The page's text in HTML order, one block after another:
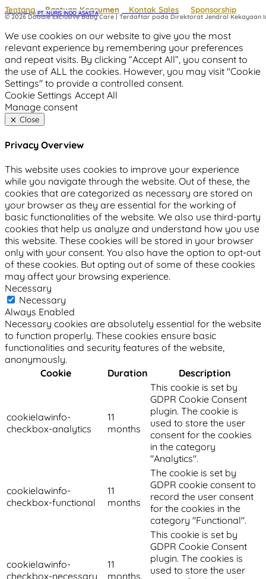
Tentang Bantuan Konsumen Kontak Sales Sponsorship
© 2026 Doodle Exclusive Baby Care | Terdaftar pada Direktorat Jendral Kekayaan
Powered by PT. NURIS INDO ASASTA
We use cookies on our website to give you the most
relevant experience by remembering your preferences
and repeat visits. By clicking “Accept All”, you consent to
the use of ALL the cookies. However, you may visit "Cookie
Settings" to provide a controlled consent.
Cookie Settings Accept All
Manage consent
Close
Privacy Overview
This website uses cookies to improve your experience
while you navigate through the website. Out of these, the
cookies that are categorized as necessary are stored on
your browser as they are essential for the working of
basic functionalities of the website. We also use third-party
cookies that help us analyze and understand how you use
this website. These cookies will be stored in your browser
only with your consent. You also have the option to opt-out
of these cookies. But opting out of some of these cookies
may affect your browsing experience.
Necessary
Necessary
Always Enabled
Necessary cookies are absolutely essential for the website
to function properly. These cookies ensure basic
functionalities and security features of the website,
anonymously.
Cookie
Duration Description
cookielawinfo-
checkbox-analytics
11
months
This cookie is set by
GDPR Cookie Consent
plugin. The cookie is
used to store the user
consent for the cookies
in the category
"Analytics".
cookielawinfo-
checkbox-functional
11
months
The cookie is set by
GDPR cookie consent to
record the user consent
for the cookies in the
category "Functional".
cookielawinfo-
checkbox-necessary
11
months
This cookie is set by
GDPR Cookie Consent
plugin. The cookies is
used to store the user